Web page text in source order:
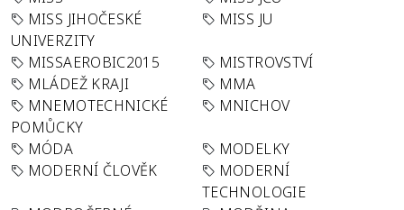
MISS JIHOČESKÉ
UNIVERZITY
MISS JU
MISSAEROBIC2015
MISTROVSTVÍ
MLÁDEŽ KRAJI
MMA
MNEMOTECHNICKÉ
POMŮCKY
MNICHOV
MÓDA
MODELKY
MODERNÍ ČLOVĚK
MODERNÍ
TECHNOLOGIE